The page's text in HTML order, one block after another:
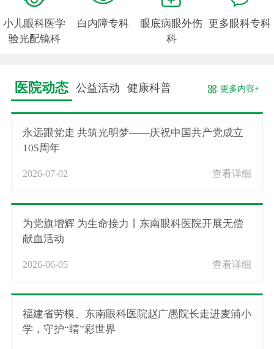
小儿眼科医学
验光配镜科
白内障专科
眼底病眼外伤
科
更多眼科专科
医院动态 公益活动 健康科普 更多内容+
永远跟党走 共筑光明梦——庆祝中国共产党成立
105周年
2026-07-02 查看详细
为党旗增辉 为生命接力丨东南眼科医院开展无偿
献血活动
2026-06-05 查看详细
福建省劳模、东南眼科医院赵广愚院长走进麦浦小
学，守护“睛”彩世界